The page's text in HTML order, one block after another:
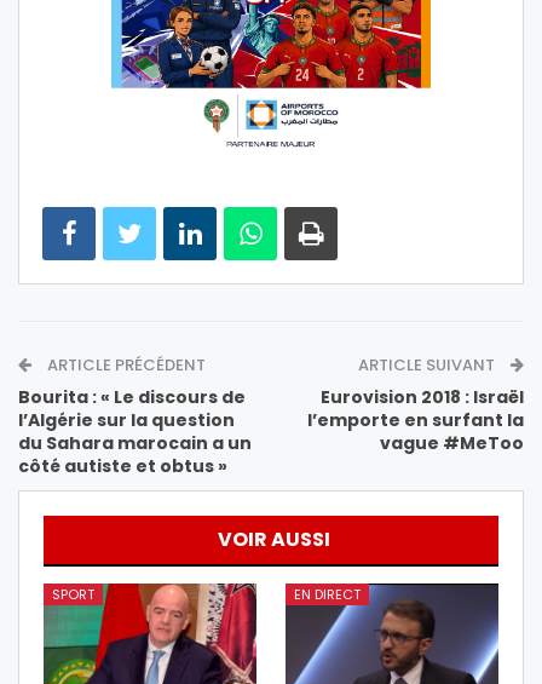
ARTICLE PRÉCÉDENT
Bourita : « Le discours de
l’Algérie sur la question
du Sahara marocain a un
côté autiste et obtus »
ARTICLE SUIVANT
Eurovision 2018 : Israël
l’emporte en surfant la
vague #MeToo
VOIR AUSSI
SPORT EN DIRECT